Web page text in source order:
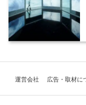
運営会社 広告・取材に